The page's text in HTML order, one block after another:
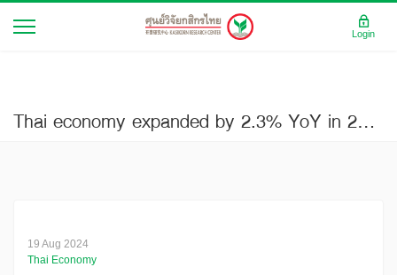
Thai economy expanded by 2.3% YoY in 2Q24; full-year 2024 growth forecast of KResearch remains at 2.6%, depending on government economic measures. (Business Brief No.4079)
19 Aug 2024
Thai Economy
Login